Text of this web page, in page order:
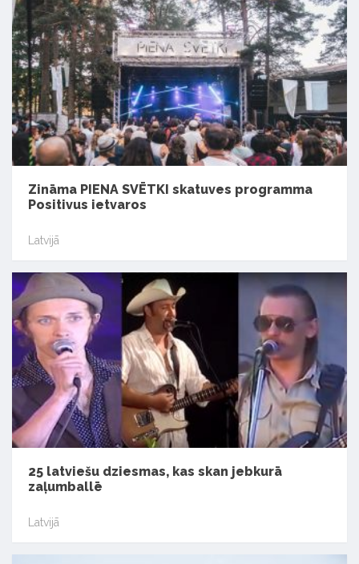
Zināma PIENA SVĒTKI skatuves programma
Positivus ietvaros
Latvijā
25 latviešu dziesmas, kas skan jebkurā
zaļumballē
Latvijā